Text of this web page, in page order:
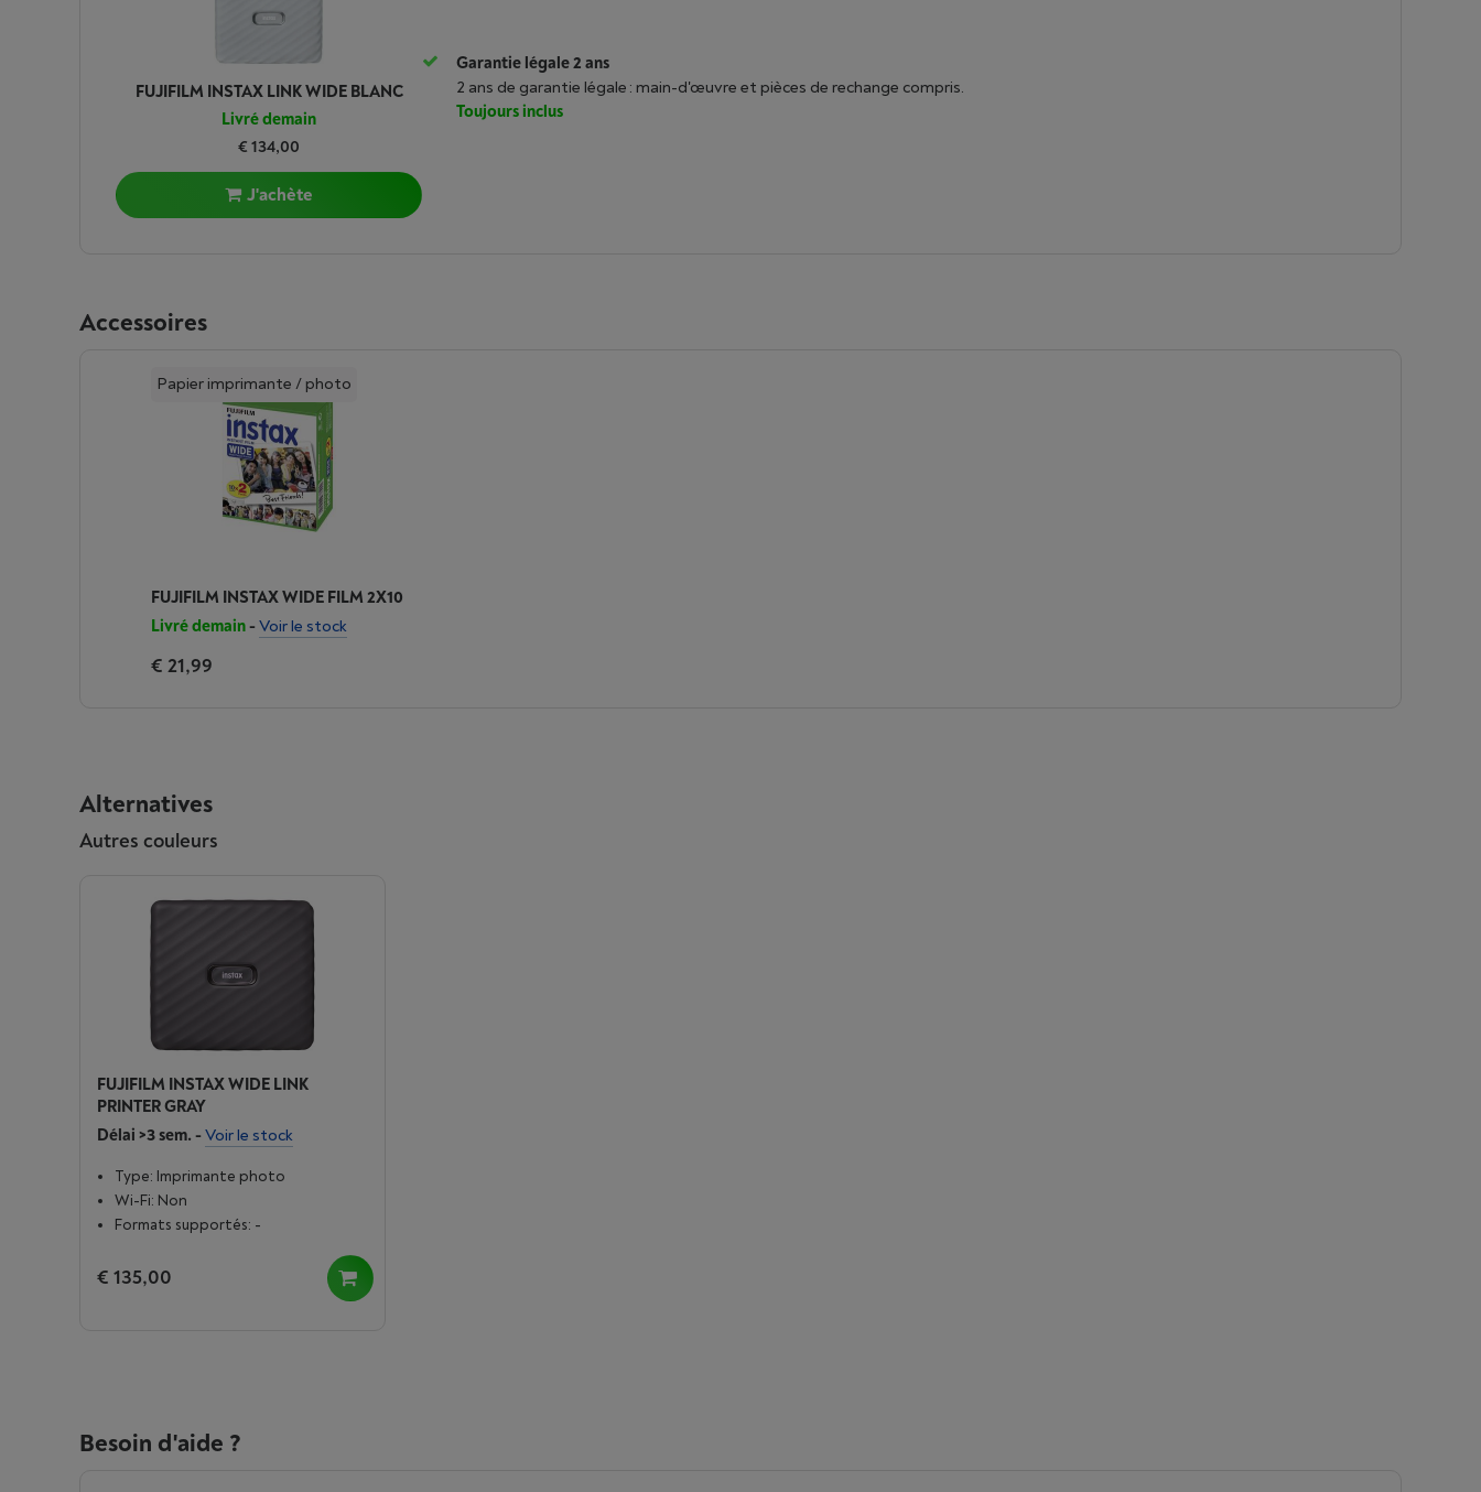
FUJIFILM INSTAX LINK WIDE BLANC
Livré demain
€ 134,00
J'achète
Garantie légale 2 ans
2 ans de garantie légale : main-d'œuvre et pièces de rechange compris.
Toujours inclus
Accessoires
Papier imprimante / photo
FUJIFILM INSTAX WIDE FILM 2X10
Livré demain- Voir le stock
€ 21,99
Alternatives
Autres couleurs
FUJIFILM INSTAX WIDE LINK
PRINTER GRAY
Délai >3 sem. - Voir le stock
Type: Imprimante photo
Wi-Fi: Non
Formats supportés: -
€ 135,00
Besoin d'aide ?